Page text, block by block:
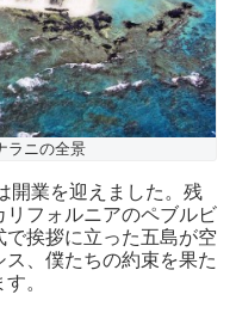
ラニの全景
開業を迎えました。残
フォルニアのペブルビ
挨拶に立った五島が空
、僕たちの約束を果た
。